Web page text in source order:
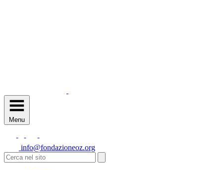
Menu
info@fondazioneoz.org